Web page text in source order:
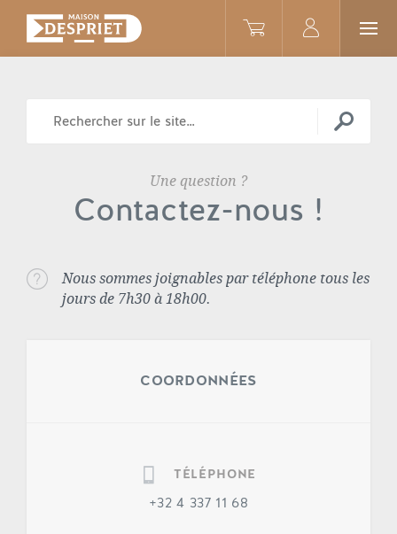
Une question ?
Contactez-nous !
Nous sommes joignables par téléphone tous les
jours de 7h30 à 18h00.
COORDONNÉES
TÉLÉPHONE
+32 4 337 11 68